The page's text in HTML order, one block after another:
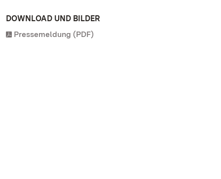
DOWNLOAD UND BILDER
Pressemeldung (PDF)